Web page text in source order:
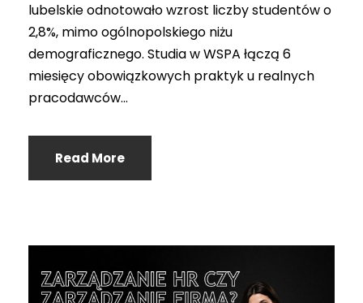
lubelskie odnotowało wzrost liczby studentów o
2,8%, mimo ogólnopolskiego niżu
demograficznego. Studia w WSPA łączą 6
miesięcy obowiązkowych praktyk u realnych
pracodawców...
Read More